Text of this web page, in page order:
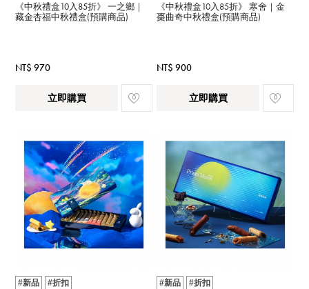
《中秋禮盒10入85折》 一之鄉｜
藏金杏福中秋禮盒(預購商品)
NT$ 970
立即購買
《中秋禮盒10入85折》 寒舍｜金
棗曲奇中秋禮盒(預購商品)
NT$ 900
立即購買
#新品
#折扣
#新品
#折扣